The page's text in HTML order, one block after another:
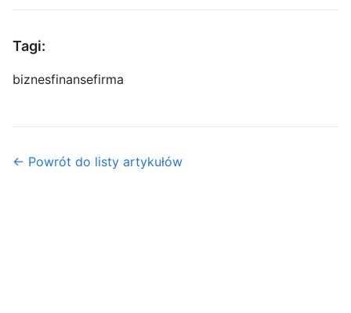
Tagi:
biznesfinansefirma
← Powrót do listy artykułów